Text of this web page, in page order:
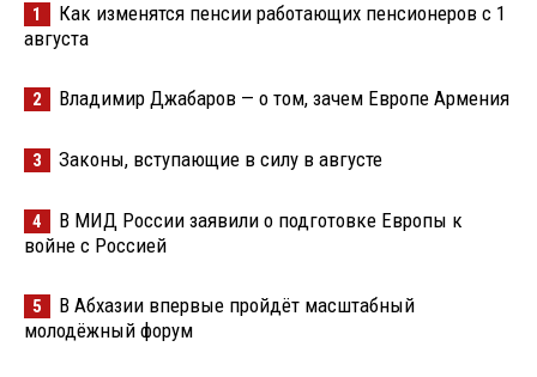
1
Как изменятся пенсии работающих пенсионеров с 1
августа
2 Владимир Джабаров — о том, зачем Европе Армения
3 Законы, вступающие в силу в августе
4
В МИД России заявили о подготовке Европы к
войне с Россией
5
В Абхазии впервые пройдёт масштабный
молодёжный форум